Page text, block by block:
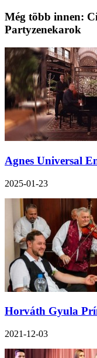
Még több innen:
Partyzenekarok
Agnes Universal
2025-01-23
Horváth Gyula
2021-12-03